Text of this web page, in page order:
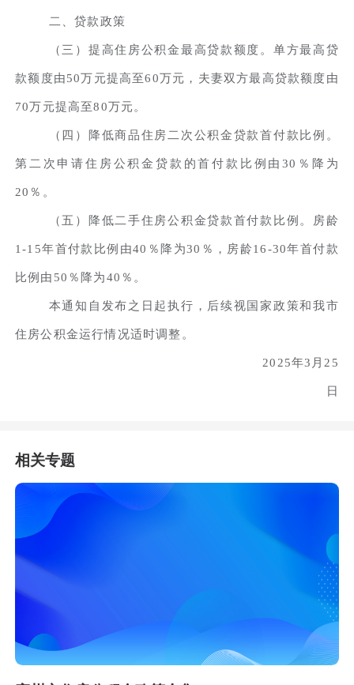
二、贷款政策
（三）提高住房公积金最高贷款额度。单方最高贷
款额度由50万元提高至60万元，夫妻双方最高贷款额度由
70万元提高至80万元。
（四）降低商品住房二次公积金贷款首付款比例。
第二次申请住房公积金贷款的首付款比例由30％降为
20％。
（五）降低二手住房公积金贷款首付款比例。房龄
1-15年首付款比例由40％降为30％，房龄16-30年首付款
比例由50％降为40％。
本通知自发布之日起执行，后续视国家政策和我市
住房公积金运行情况适时调整。
2025年3月25
日
相关专题